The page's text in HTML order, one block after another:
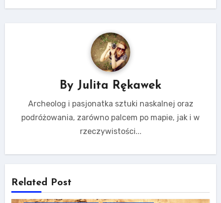
By Julita Rękawek
Archeolog i pasjonatka sztuki naskalnej oraz
podróżowania, zarówno palcem po mapie, jak i w
rzeczywistości...
Related Post